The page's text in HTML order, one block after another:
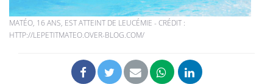
MATÉO, 16 ANS, EST ATTEINT DE LEUCÉMIE - CRÉDIT :
HTTP://LEPETITMATEO.OVER-BLOG.COM/